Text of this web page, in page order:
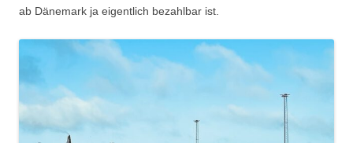
ab Dänemark ja eigentlich bezahlbar ist.